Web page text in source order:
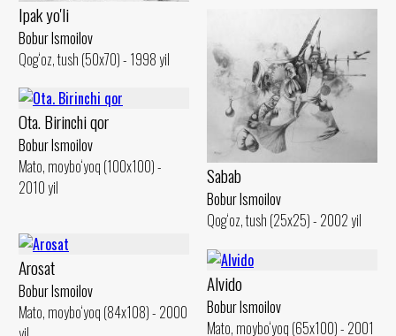
Ipak yo'li
Bobur Ismoilov
Qog‘oz, tush (50x70) - 1998 yil
Sabab
Bobur Ismoilov
Qog‘oz, tush (25x25) - 2002 yil
Ota. Birinchi qor
Bobur Ismoilov
Mato, moybo‘yoq (100x100) -
2010 yil
Arosat
Bobur Ismoilov
Mato, moybo‘yoq (84x108) - 2000
Alvido
Bobur Ismoilov
Mato, moybo‘yoq (65x100) - 2001